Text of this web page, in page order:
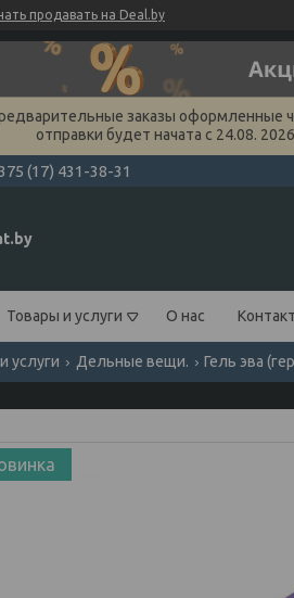
продавать на Deal.by
заказы оформленные
отправки будет начата с 24.08.
(17) 431-38-31
Товары и услуги О нас
услуги Дельные вещи. Гель эва